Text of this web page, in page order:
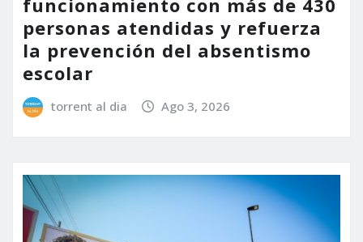
personas atendidas y refuerza
la prevención del absentismo
escolar
torrent al dia Ago 3, 2026